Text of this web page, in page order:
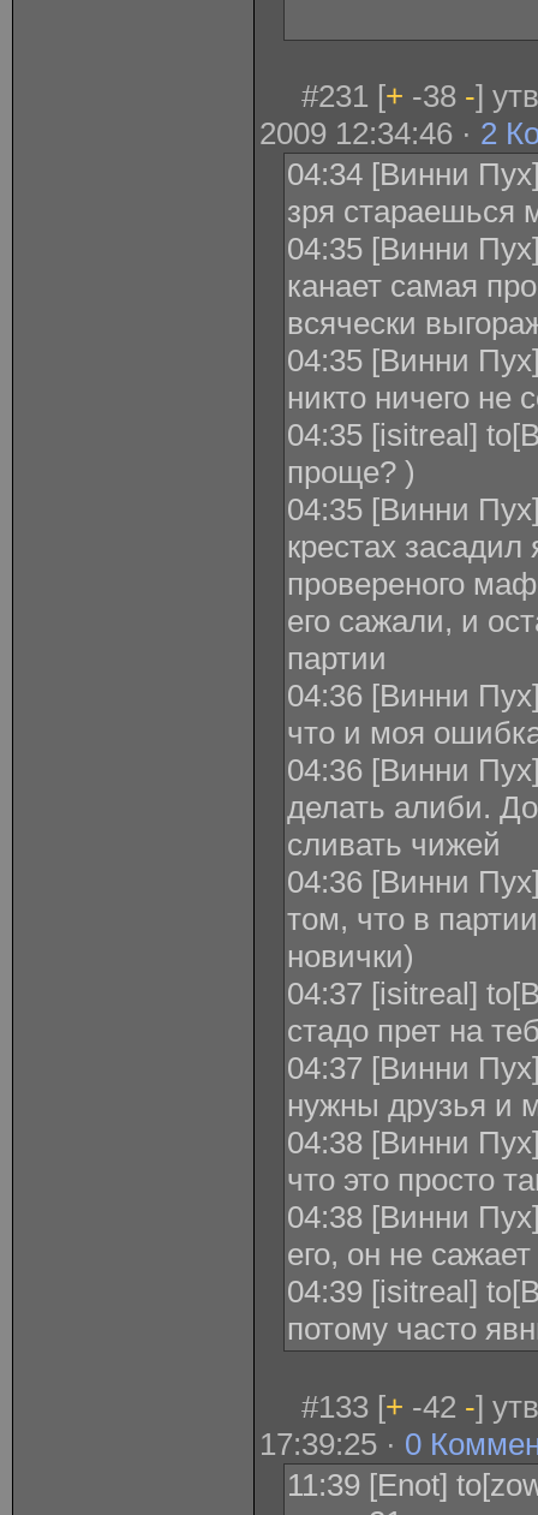
#231 [+ -38 -]
2009 12:34:46 · 2
04:34 [Винни
зря стараешься
04:35 [Винни
канает самая
всячески
04:35 [Винни
никто ничего не
04:35 [isitreal]
проще? )
04:35 [Винни
крестах засадил
провереного
его сажали, и
партии
04:36 [Винни
что и моя
04:36 [Винни
делать алиби.
сливать чижей
04:36 [Винни
том, что в
новички)
04:37 [isitreal]
стадо прет на
04:37 [Винни
нужны друзья и
04:38 [Винни
что это просто
04:38 [Винни
его, он не
04:39 [isitreal]
потому часто
#133 [+ -42 -]
17:39:25 · 0
11:39 [Enot]